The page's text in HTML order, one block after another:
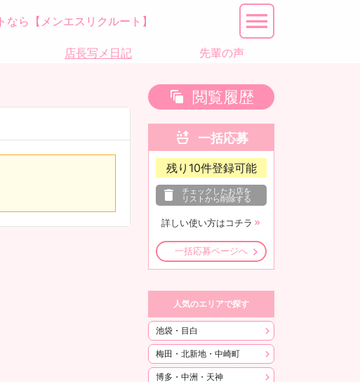
ら【メンエスリクルート】
店長写メ日記 先輩の声
閲覧履歴
一括応募
残り 10件登録可能
チェックしたお店を
リストから削除する
詳しい使い方はコチラ
一括応募ページへ
人気のエリアで探す
池袋・目白
梅田・北新地・中崎町
博多・中洲・天神